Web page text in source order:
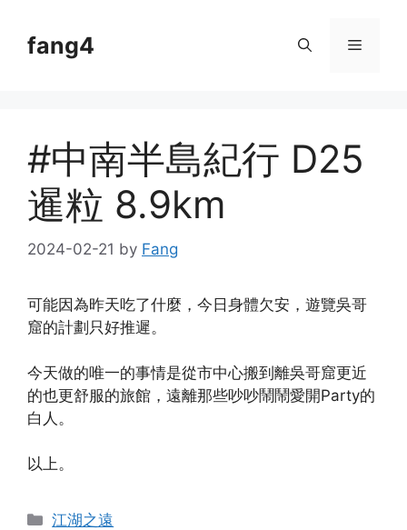
contentfang4 Menu
#中南半島紀行 D25
暹粒 8.9km
2024-02-21 by Fang
可能因為昨天吃了什麼，今日身體欠安，遊覽吳哥
窟的計劃只好推遲。
今天做的唯一的事情是從市中心搬到離吳哥窟更近
的也更舒服的旅館，遠離那些吵吵鬧鬧愛開Party的
白人。
以上。
Categories
江湖之遠